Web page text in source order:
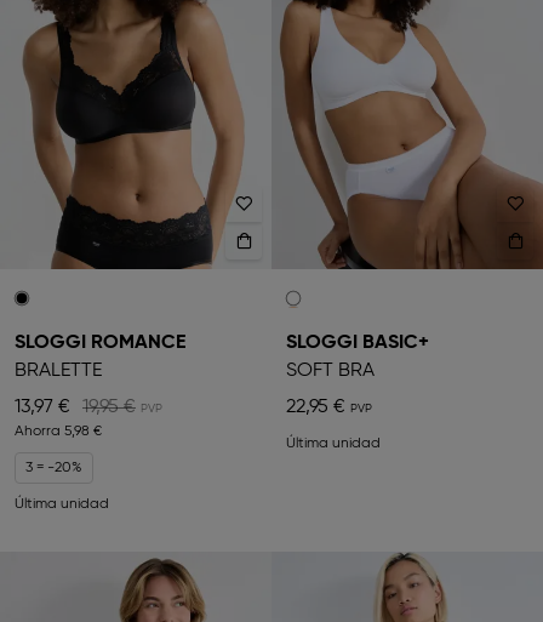
SLOGGI ROMANCE
BRALETTE
13,97 €
19,95 €
Ahorra 5,98 €
3 = -20%
Última unidad
SLOGGI BASIC+
SOFT BRA
22,95 €
Última unidad